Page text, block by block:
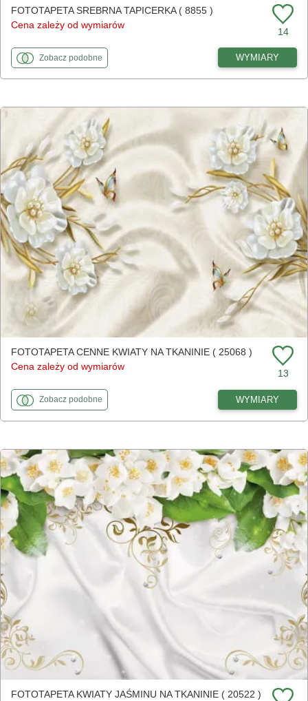
FOTOTAPETA SREBRNA TAPICERKA ( 8855 )
Cena zależy od wymiarów
14
Zobaczfototapety
podobnedo Srebrna tapicerka WYMIARY
FOTOTAPETA CENNE KWIATY NA TKANINIE ( 25068 )
Cena zależy od wymiarów
13
Zobaczfototapety
podobnedo Cenne kwiaty na tkaninie WYMIARY
FOTOTAPETA KWIATY JAŚMINU NA TKANINIE ( 20522 )